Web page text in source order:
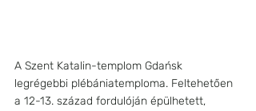
A Szent Katalin-templom Gdańsk
legrégebbi plébániatemploma. Feltehetően
a 12-13. század fordulóján épülhetett,